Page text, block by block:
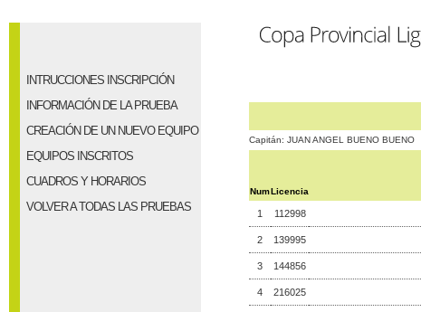
INTRUCCIONES INSCRIPCIÓN
INFORMACIÓN DE LA PRUEBA
CREACIÓN DE UN NUEVO EQUIPO
EQUIPOS INSCRITOS
CUADROS Y HORARIOS
VOLVER A TODAS LAS PRUEBAS
Capitán: JUAN ANGEL BUENO BUENO
NumLicencia
1 112998
2 139995
3 144856
4 216025